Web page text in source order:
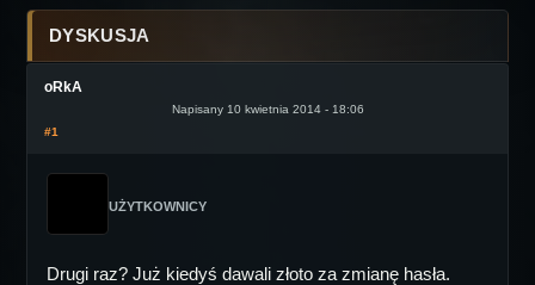
DYSKUSJA
oRkA
Napisany 10 kwietnia 2014 - 18:06
#1
UŻYTKOWNICY
Drugi raz? Już kiedyś dawali złoto za zmianę hasła.